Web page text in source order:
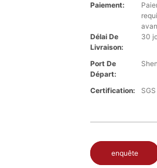
Paiement:
Délai De
Livraison:
30
Port De
Départ:
Certification: SGS
enquête